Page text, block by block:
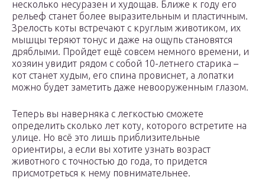
несколько несуразен и худощав. Ближе к году его
рельеф станет более выразительным и пластичным.
Зрелость коты встречают с круглым животиком, их
мышцы теряют тонус и даже на ощупь становятся
дряблыми. Пройдет ещё совсем немного времени, и
хозяин увидит рядом с собой 10-летнего старика –
кот станет худым, его спина провиснет, а лопатки
можно будет заметить даже невооруженным глазом.
Теперь вы наверняка с легкостью сможете
определить сколько лет коту, которого встретите на
улице. Но всё это лишь приблизительные
ориентиры, а если вы хотите узнать возраст
животного с точностью до года, то придется
присмотреться к нему повнимательнее.